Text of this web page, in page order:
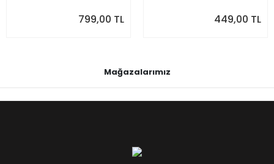
799,00 TL 449,00 TL
Mağazalarımız